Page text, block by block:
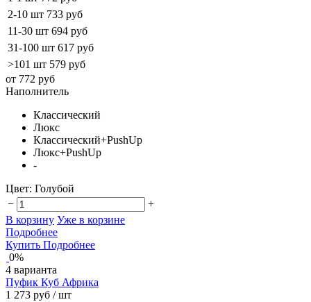
2-10 шт 733 руб
11-30 шт 694 руб
31-100 шт 617 руб
>101 шт 579 руб
от 772 руб
Наполнитель
Классический
Люкс
Классический+PushUp
Люкс+PushUp
-
Цвет: Голубой
−
+
В корзину Уже в корзине
Подробнее
Купить Подробнее
0%
4 варианта
Пуфик Куб Африка
1 273 руб / шт